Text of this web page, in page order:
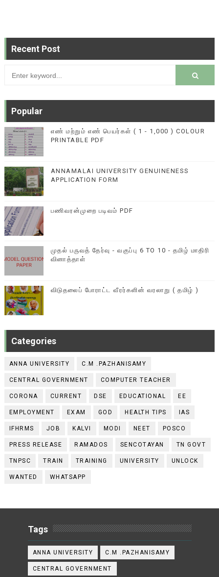
Recent Post
Popular
எண் மற்றும் எண் பெயர்கள் ( 1 - 1,000 ) COLOUR
PRINTABLE PDF
ANNAMALAI UNIVERSITY GENUINENESS
APPLICATION FORM
பணிவரன்முறை படிவம் PDF
முதல் பருவத் தேர்வு - வகுப்பு 6 TO 10 - தமிழ் மாதிரி
வினாத்தாள்
விடுதலைப் போராட்ட வீரர்களின் வரலாறு ( தமிழ் )
Categories
ANNA UNIVERSITY C.M .PAZHANISAMY
CENTRAL GOVERNMENT COMPUTER TEACHER
CORONA CURRENT DSE EDUCATIONAL EE
EMPLOYMENT EXAM GOD HEALTH TIPS IAS
IFHRMS JOB KALVI MODI NEET POSCO
PRESS RELEASE RAMADOS SENCOTAYAN TN GOVT
TNPSC TRAIN TRAINING UNIVERSITY UNLOCK
WANTED WHATSAPP
Tags
ANNA UNIVERSITY C.M .PAZHANISAMY
CENTRAL GOVERNMENT